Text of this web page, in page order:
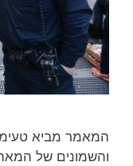
המאמר מביא
והשמונים של